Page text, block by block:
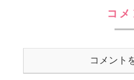
コメ
コメント